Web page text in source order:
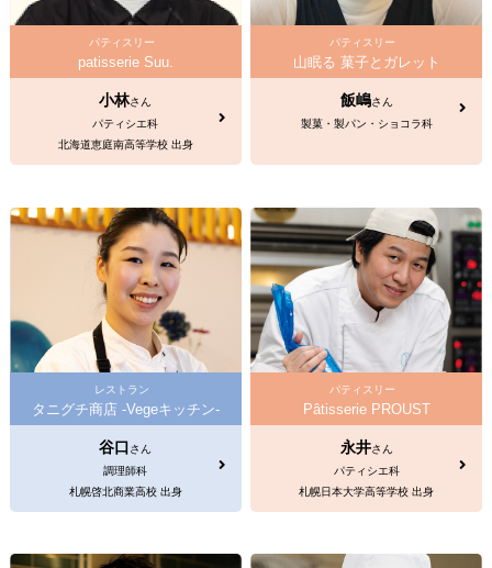
パティスリー
patisserie Suu.
小林さん
パティシエ科
北海道恵庭南高等学校 出身
パティスリー
山眠る 菓子とガレット
飯嶋さん
製菓・製パン・ショコラ科
レストラン
タニグチ商店 -Vegeキッチン-
谷口さん
調理師科
札幌啓北商業高校 出身
パティスリー
Pâtisserie PROUST
永井さん
パティシエ科
札幌日本大学高等学校 出身